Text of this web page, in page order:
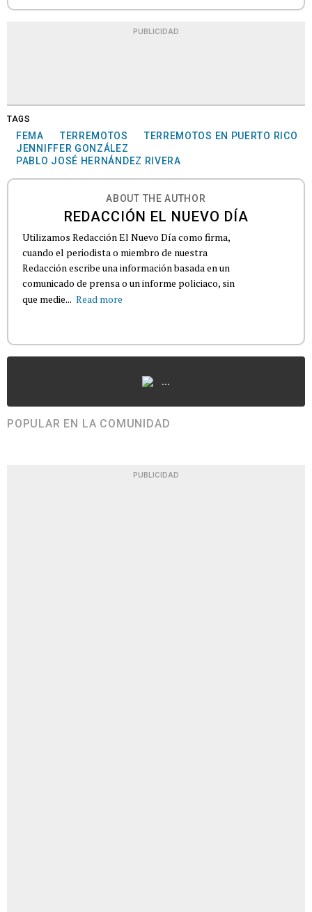
PUBLICIDAD
TAGS
FEMA TERREMOTOS
TERREMOTOS EN PUERTO RICO
JENNIFFER GONZÁLEZ
PABLO JOSÉ HERNÁNDEZ RIVERA
ABOUT THE AUTHOR
REDACCIÓN EL NUEVO DÍA
Utilizamos Redacción El Nuevo Día como firma,
cuando el periodista o miembro de nuestra
Redacción escribe una información basada en un
comunicado de prensa o un informe policiaco, sin
que medie... Read more
...
POPULAR EN LA COMUNIDAD
PUBLICIDAD